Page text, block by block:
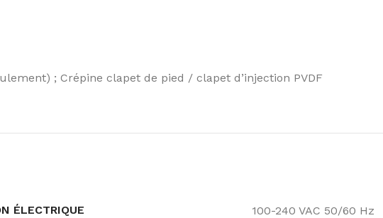
; Crépine clapet de pied / clapet d’injection PVDF
ÉLECTRIQUE 100-240 VAC 50/60 Hz